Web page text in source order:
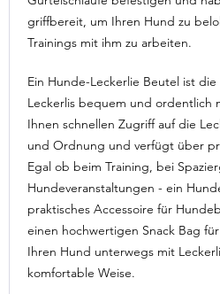
griffbereit, um Ihren Hund zu
Trainings mit ihm zu arbeiten.
Ein Hunde-Leckerlie Beutel ist
Leckerlis bequem und ordentlich
Ihnen schnellen Zugriff auf die
und Ordnung und verfügt über
Egal ob beim Training, bei
Hundeveranstaltungen - ein
praktisches Accessoire für
einen hochwertigen Snack Bag
Ihren Hund unterwegs mit
komfortable Weise.